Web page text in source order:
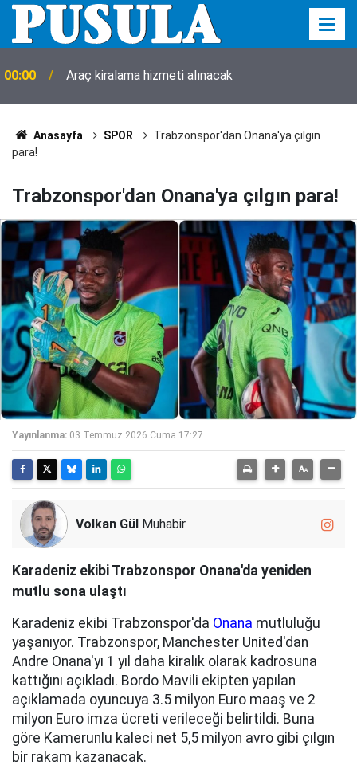
00:00 Araç kiralama hizmeti alınacak
Anasayfa SPOR
Trabzonspor'dan Onana'ya çılgın
para!
Trabzonspor'dan Onana'ya çılgın para!
Yayınlanma: 03 Temmuz 2026 Cuma 17:27
Volkan Gül Muhabir
Karadeniz ekibi Trabzonspor Onana'da yeniden
mutlu sona ulaştı
Karadeniz ekibi Trabzonspor'da Onana mutluluğu
yaşanıyor. Trabzonspor, Manchester United'dan
Andre Onana'yı 1 yıl daha kiralık olarak kadrosuna
kattığını açıkladı. Bordo Mavili ekipten yapılan
açıklamada oyuncuya 3.5 milyon Euro maaş ve 2
milyon Euro imza ücreti verileceği belirtildi. Buna
göre Kamerunlu kaleci net 5,5 milyon avro gibi çılgın
bir rakam kazanacak.